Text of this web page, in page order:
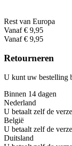
Rest van Europa
Vanaf € 9,95
Vanaf € 9,95
Retourneren
U kunt uw bestelling
Binnen 14 dagen
Nederland
U betaalt zelf de
België
U betaalt zelf de
Duitsland